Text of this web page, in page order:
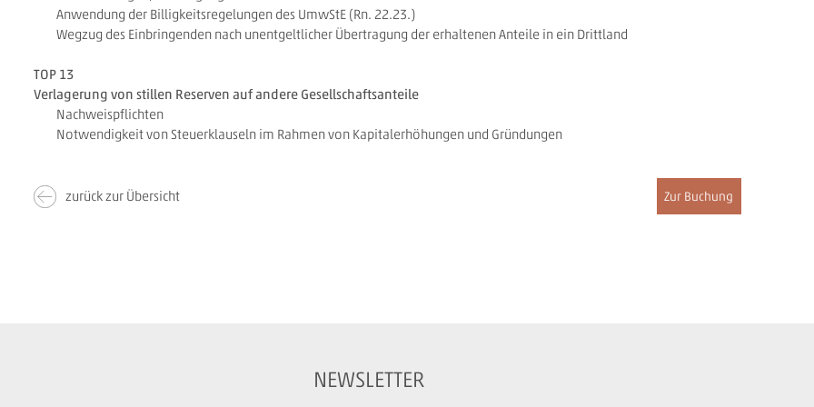
Anwendung der Billigkeitsregelungen des UmwStE (Rn. 22.23.)
Wegzug des Einbringenden nach unentgeltlicher Übertragung der erhaltenen Anteile in ein Drittland
TOP 13
Verlagerung von stillen Reserven auf andere Gesellschaftsanteile
Nachweispflichten
Notwendigkeit von Steuerklauseln im Rahmen von Kapitalerhöhungen und Gründungen
zurück zur Übersicht Zur Buchung
NEWSLETTER